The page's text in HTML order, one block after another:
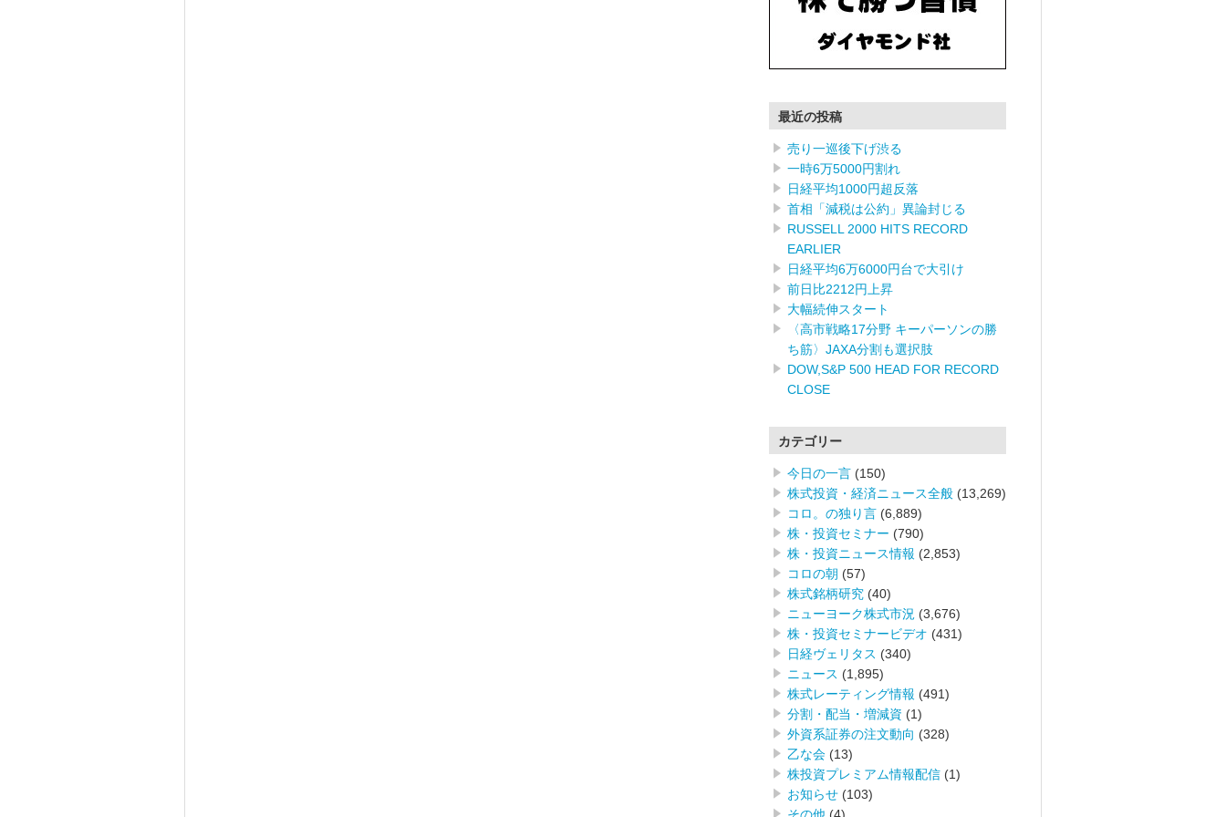
最近の投稿
売り一巡後下げ渋る
一時6万5000円割れ
日経平均1000円超反落
首相「減税は公約」異論封じる
RUSSELL 2000 HITS RECORD
EARLIER
日経平均6万6000円台で大引け
前日比2212円上昇
大幅続伸スタート
〈高市戦略17分野 キーパーソンの勝
ち筋〉JAXA分割も選択肢
DOW,S&P 500 HEAD FOR RECORD
CLOSE
カテゴリー
今日の一言 (150)
株式投資・経済ニュース全般 (13,269)
コロ。の独り言 (6,889)
株・投資セミナー (790)
株・投資ニュース情報 (2,853)
コロの朝 (57)
株式銘柄研究 (40)
ニューヨーク株式市況 (3,676)
株・投資セミナービデオ (431)
日経ヴェリタス (340)
ニュース (1,895)
株式レーティング情報 (491)
分割・配当・増減資 (1)
外資系証券の注文動向 (328)
乙な会 (13)
株投資プレミアム情報配信 (1)
お知らせ (103)